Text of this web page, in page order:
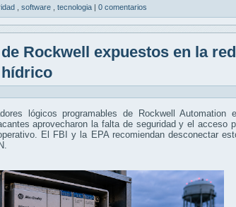
software tecnologia | 0 comentarios
Rockwell expuestos en la
hídrico
lógicos programables de Rockwell Automation
aprovecharon la falta de seguridad y el acceso
El FBI y la EPA recomiendan desconectar